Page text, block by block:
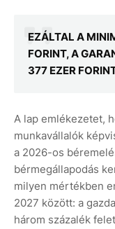
EZÁLTAL A
FORINT, A
377 EZER
A lap emlékezetet,
munkavállalók
a 2026-os
bérmegállapodás
milyen mértékben
2027 között: a
három százalék